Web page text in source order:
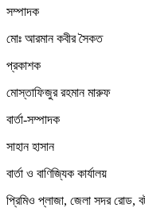
সম্পাদক
মোঃ আরমান কবীর সৈকত
প্রকাশক
মোস্তাফিজুর রহমান মারুফ
বার্তা-সম্পাদক
সাহান হাসান
বার্তা ও বাণিজ্যিক কার্যালয়
প্রিমিও প্লাজা, জেলা সদর রোড,